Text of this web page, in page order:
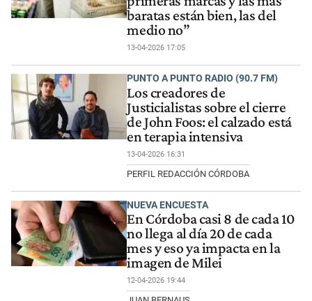
baratas están bien, las del
medio no”
13-04-2026 17:05
PUNTO A PUNTO RADIO (90.7 FM)
Los creadores de
Justicialistas sobre el cierre
de John Foos: el calzado está
en terapia intensiva
13-04-2026 16:31
PERFIL REDACCIÓN CÓRDOBA
NUEVA ENCUESTA
En Córdoba casi 8 de cada 10
no llega al día 20 de cada
mes y eso ya impacta en la
imagen de Milei
12-04-2026 19:44